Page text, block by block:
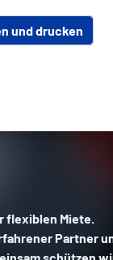
und drucken
Miete.
Partner
schützen